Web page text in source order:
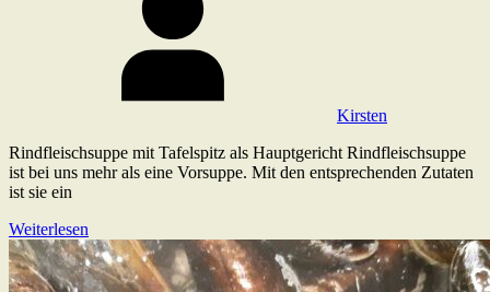
Kirsten
Rindfleischsuppe mit Tafelspitz als Hauptgericht Rindfleischsuppe
ist bei uns mehr als eine Vorsuppe. Mit den entsprechenden Zutaten
ist sie ein
Weiterlesen